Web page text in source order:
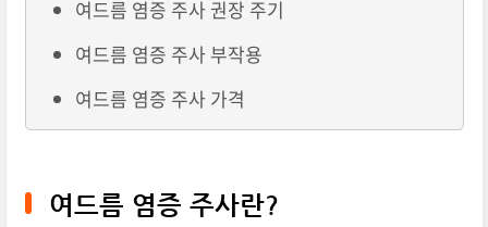
여드름 염증 주사 권장 주기
여드름 염증 주사 부작용
여드름 염증 주사 가격
여드름 염증 주사란?